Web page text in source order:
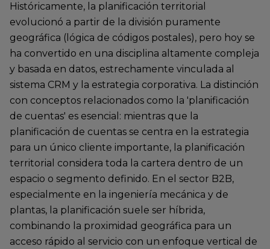
Históricamente, la planificación territorial
evolucionó a partir de la división puramente
geográfica (lógica de códigos postales), pero hoy se
ha convertido en una disciplina altamente compleja
y basada en datos, estrechamente vinculada al
sistema CRM y la estrategia corporativa. La distinción
con conceptos relacionados como la 'planificación
de cuentas' es esencial: mientras que la
planificación de cuentas se centra en la estrategia
para un único cliente importante, la planificación
territorial considera toda la cartera dentro de un
espacio o segmento definido. En el sector B2B,
especialmente en la ingeniería mecánica y de
plantas, la planificación suele ser híbrida,
combinando la proximidad geográfica para un
acceso rápido al servicio con un enfoque vertical de